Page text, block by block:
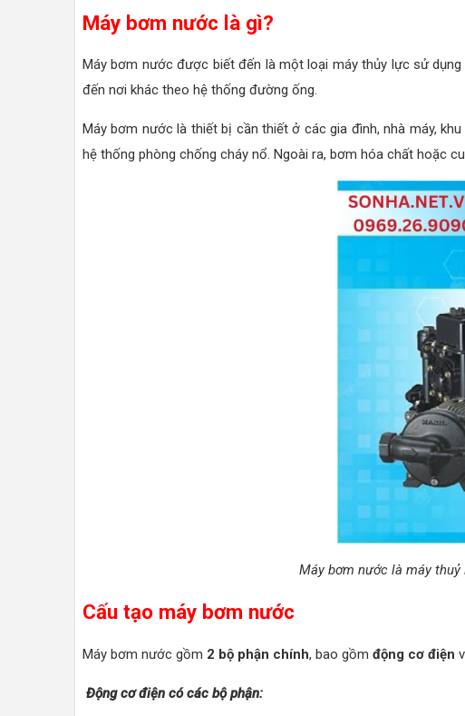
Máy bơm nước là gì?
Máy bơm nước được biết đến là một loại máy thủy lực sử
đến nơi khác theo hệ thống đường ống.
Máy bơm nước là thiết bị cần thiết ở các gia đình, nhà máy,
hệ thống phòng chống cháy nổ. Ngoài ra, bơm hóa chất hoặc
Máy bơm nước là máy
Cấu tạo máy bơm nước
Máy bơm nước gồm 2 bộ phận chính, bao gồm động cơ điện
Động cơ điện có các bộ phận: